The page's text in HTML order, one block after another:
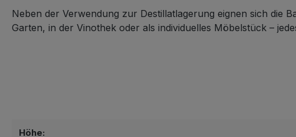
Neben der Verwendung zur Destillatlagerung eignen sich die
Garten, in der Vinothek oder als individuelles Möbelstück –
Höhe: